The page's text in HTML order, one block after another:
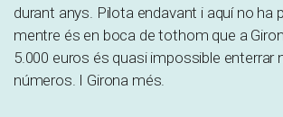
durant anys. Pilota endavant i aquí no ha
mentre és en boca de tothom que a
5.000 euros és quasi impossible enterrar
números. I Girona més.